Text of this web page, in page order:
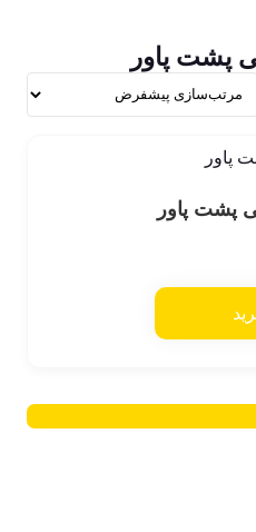
پشت پاور
پشت پاور